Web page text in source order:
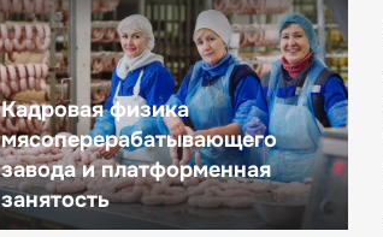
Кадровая физика
мясоперерабатывающего
завода и платформенная
занятость